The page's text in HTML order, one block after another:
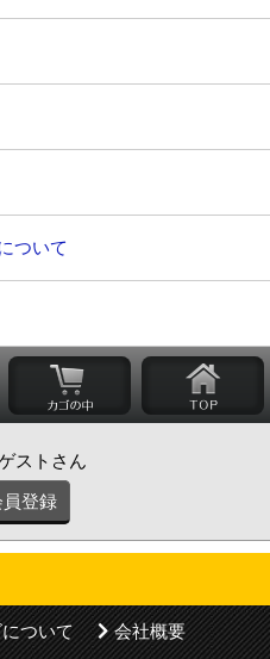
ついて
ストさん
登録
ついて 会社概要